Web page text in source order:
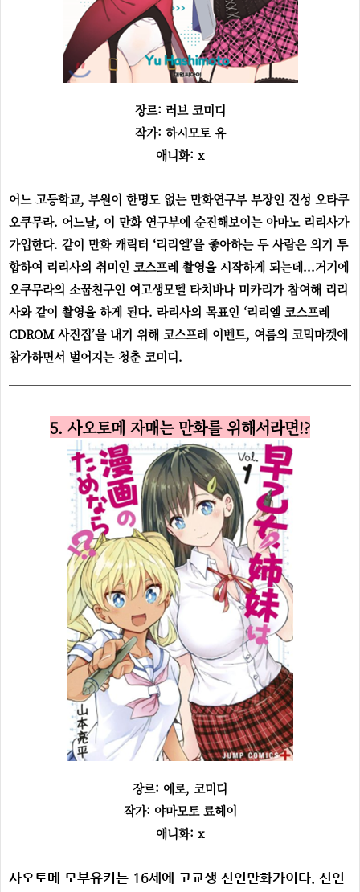
장르: 러브 코미디
작가: 하시모토 유
애니화: x
어느 고등학교, 부원이 한명도 없는 만화연구부 부장인 진성 오타쿠
오쿠무라. 어느날, 이 만화 연구부에 순진해보이는 아마노 리리사가
가입한다. 같이 만화 캐릭터 ‘리리엘’을 좋아하는 두 사람은 의기 투
합하여 리리사의 취미인 코스프레 촬영을 시작하게 되는데...거기에
오쿠무라의 소꿉친구인 여고생모델 타치바나 미카리가 참여해 리리
사와 같이 촬영을 하게 된다. 라리사의 목표인 ‘리리엘 코스프레
CDROM 사진집’을 내기 위해 코스프레 이벤트, 여름의 코믹마켓에
참가하면서 벌어지는 청춘 코미디.
5. 사오토메 자매는 만화를 위해서라면!?
장르: 에로, 코미디
작가: 야마모토 료헤이
애니화: x
사오토메 모부유키는 16세에 고교생 신인만화가이다. 신인